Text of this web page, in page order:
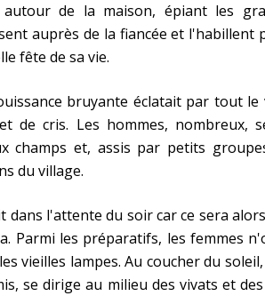
de la maison, épiant les
auprès de la fiancée et l'habillent
fête de sa vie.
bruyante éclatait par tout le
de cris. Les hommes, nombreux,
champs et, assis par petits
du village.
dans l'attente du soir car ce sera
Parmi les préparatifs, les femmes
vieilles lampes. Au coucher du
se dirige au milieu des vivats et